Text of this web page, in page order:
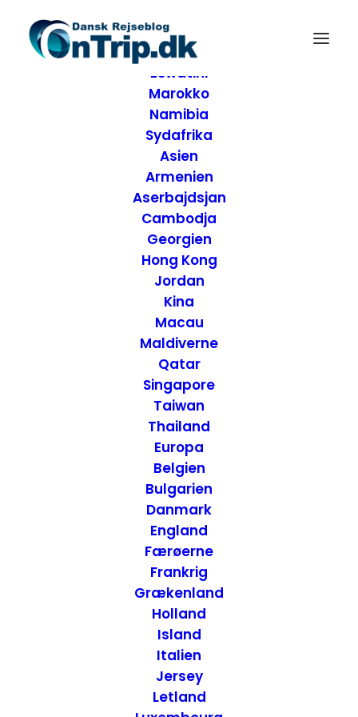
Destinationer
Afrika
Eswatini
Marokko
Namibia
Sydafrika
Asien
Armenien
Aserbajdsjan
Cambodja
Georgien
Hong Kong
Jordan
Kina
Macau
Maldiverne
Qatar
Singapore
Taiwan
Thailand
Europa
Belgien
Bulgarien
Danmark
England
Færøerne
Frankrig
Grækenland
Holland
Island
Italien
Jersey
Letland
Annettes
Rejseklumme:
Souvenir tradition og
hadehylden
REJSEKLUMME
ONTRIP.DK